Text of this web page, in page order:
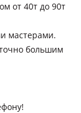
от 40т до 90т
мастерами.
большим